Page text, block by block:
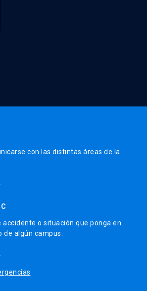
con las distintas áreas de la
accidente o situación que ponga en
de algún campus.